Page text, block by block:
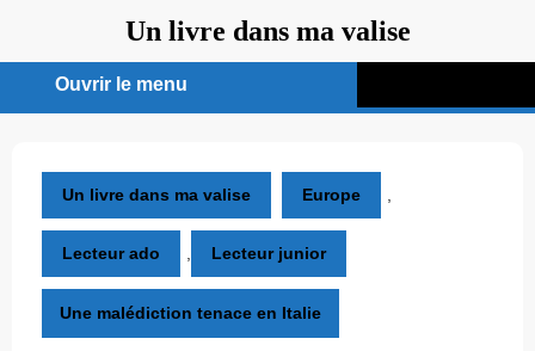
contenu
Un livre dans ma valise
Ouvrir le menu
menu
Un livre dans ma valise Europe
Lecteur ado Lecteur junior
Une malédiction tenace en Italie